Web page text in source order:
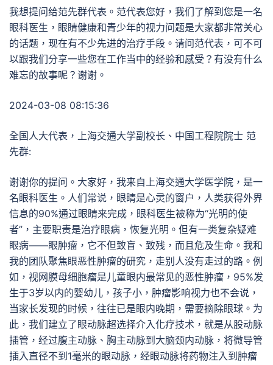
我想提问给范先群代表。范代表您好，我们了解到您是一名
眼科医生，眼睛健康和青少年的视力问题是大家都非常关心
的话题，现在有不少先进的治疗手段。请问范代表，可不可
以跟我们分享一些您在工作当中的经验和感受？有没有什么
难忘的故事呢？谢谢。
2024-03-08 08:15:36
全国人大代表，上海交通大学副校长、中国工程院院士 范
先群:
谢谢你的提问。大家好，我来自上海交通大学医学院，是一
名眼科医生。人们常说，眼睛是心灵的窗户，人类获得外界
信息的90%通过眼睛来完成，眼科医生被称为“光明的使
者”，主要职责是治疗眼病，恢复光明。但有一类复杂疑难
眼病——眼肿瘤，它不但致盲、致残，而且危及生命。我和
我的团队聚焦眼恶性肿瘤的研究，走别人没有走过的路。例
如，视网膜母细胞瘤是儿童眼内最常见的恶性肿瘤，95%发
生于3岁以内的婴幼儿，孩子小，肿瘤影响视力也不会说，
当家长发现的时候，往往已是眼内晚期，需要摘除眼球。为
此，我们建立了眼动脉超选择介入化疗技术，就是从股动脉
插管，经过腹主动脉、胸主动脉到大脑颈内动脉，将微导管
插入直径不到1毫米的眼动脉，经眼动脉将药物注入到肿瘤